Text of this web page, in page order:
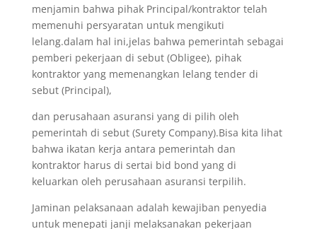
menjamin bahwa pihak Principal/kontraktor telah
memenuhi persyaratan untuk mengikuti
lelang.dalam hal ini,jelas bahwa pemerintah sebagai
pemberi pekerjaan di sebut (Obligee), pihak
kontraktor yang memenangkan lelang tender di
sebut (Principal),
dan perusahaan asuransi yang di pilih oleh
pemerintah di sebut (Surety Company).Bisa kita lihat
bahwa ikatan kerja antara pemerintah dan
kontraktor harus di sertai bid bond yang di
keluarkan oleh perusahaan asuransi terpilih.
Jaminan pelaksanaan adalah kewajiban penyedia
untuk menepati janji melaksanakan pekerjaan